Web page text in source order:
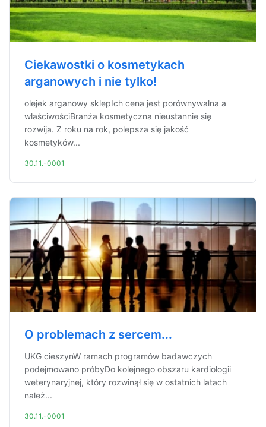
Ciekawostki o kosmetykach
arganowych i nie tylko!
olejek arganowy sklepIch cena jest porównywalna a
właściwościBranża kosmetyczna nieustannie się
rozwija. Z roku na rok, polepsza się jakość
kosmetyków...
30.11.-0001
O problemach z sercem...
UKG cieszynW ramach programów badawczych
podejmowano próbyDo kolejnego obszaru kardiologii
weterynaryjnej, który rozwinął się w ostatnich latach
należ...
30.11.-0001